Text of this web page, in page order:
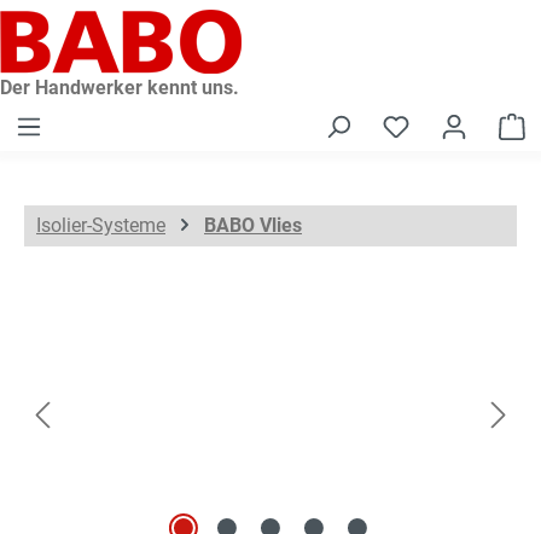
springen
Der Handwerker kennt uns.
Isolier-Systeme BABO Vlies